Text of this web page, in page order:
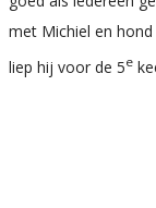
met Michiel en
liep hij voor de 5e